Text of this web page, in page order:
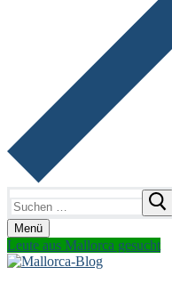
nach:
Menü
Leute aus Mallorca gesucht